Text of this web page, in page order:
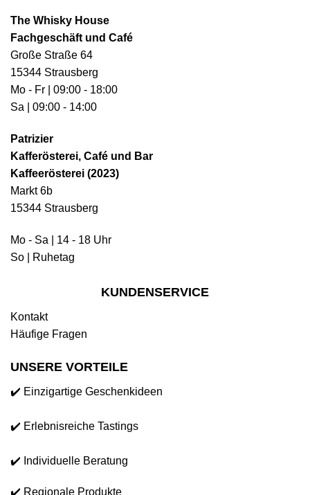
The Whisky House
Fachgeschäft und Café
Große Straße 64
15344 Strausberg
Mo - Fr | 09:00 - 18:00
Sa | 09:00 - 14:00
Patrizier
Kafferösterei, Café und Bar
Kaffeerösterei (2023)
Markt 6b
15344 Strausberg
Mo - Sa | 14 - 18 Uhr
So | Ruhetag
KUNDENSERVICE
Kontakt
Häufige Fragen
UNSERE VORTEILE
✔️ Einzigartige Geschenkideen
✔️ Erlebnisreiche Tastings
✔️ Individuelle Beratung
✔️ Regionale Produkte